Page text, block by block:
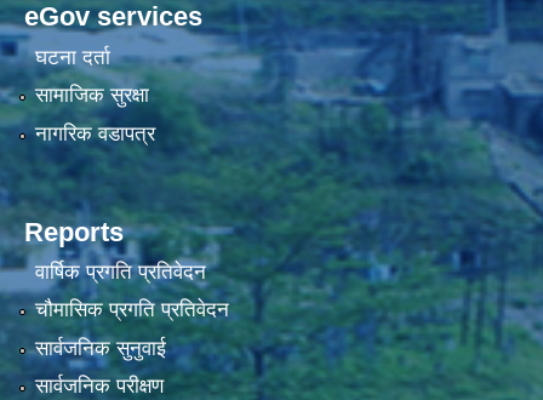
eGov services
घटना दर्ता
सामाजिक सुरक्षा
नागरिक वडापत्र
Reports
वार्षिक प्रगति प्रतिवेदन
चौमासिक प्रगति प्रतिवेदन
सार्वजनिक सुनुवाई
सार्वजनिक परीक्षण